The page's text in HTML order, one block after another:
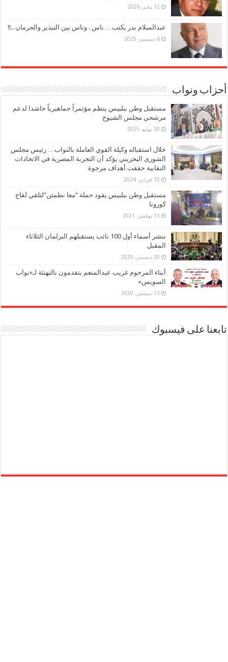
12 يناير، 2026
عبدالسلام بدر يكتب… ناس . وناس بين التبذير والحرمان ..!!
6 ديسمبر، 2025
أحزاب ونواب
مستقبل وطن ببلبيس ينظم مؤتمراً جماهيرياً حاشدا لدعم
مرشحي مجلس الشيوخ
30 يوليو، 2025
خلال استقباله وكيلة القوي العاملة بالنواب… رئيس مجلس
الشورى البحريني يؤكد أن التجربة المصرية في الاتحادات
النقابية حققت أهداف مرجوة
15 فبراير، 2024
مستقبل وطن ببلبيس يقود حملة “معا نطمئن”لتلقي لقاح
كورونا
13 نوفمبر، 2021
ننشر أسماء أول 100 نائب يستقبلهم البرلمان الثلاثاء
المقبل
20 ديسمبر، 2020
أبناء المرحوم غريب عبدالمنعم يتقدمون بالتهنئة لـ«نواب
السويس»
13 ديسمبر، 2020
تابعنا على فيسبوك